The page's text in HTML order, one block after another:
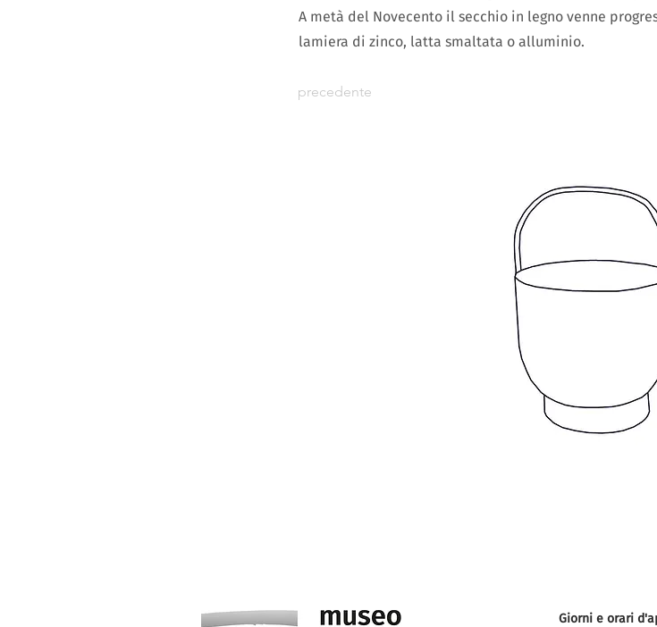
A metà del Novecento il secchio in legno venne
lamiera di zinco, latta smaltata o alluminio.
precedente
Giorni e orari